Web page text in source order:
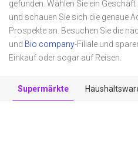
gefunden. Wählen Sie ein
und schauen Sie sich die genaue
Prospekte an. Besuchen Sie die
und Bio company-Filiale und
Einkauf oder sogar auf Reisen.
Supermärkte